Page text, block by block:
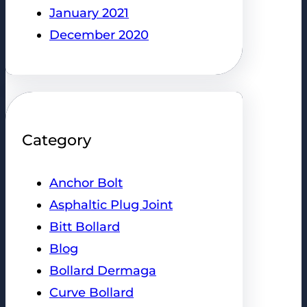
January 2021
December 2020
Category
Anchor Bolt
Asphaltic Plug Joint
Bitt Bollard
Blog
Bollard Dermaga
Curve Bollard